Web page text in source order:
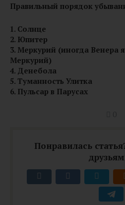
Правильный порядок
1. Солнце
2. Юпитер
3. Меркурий (иногда Венера
Меркурий)
4. Денебола
5. Туманность Улитка
6. Пульсар в Парусах
Понравилась